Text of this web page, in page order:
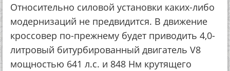
Относительно силовой установки каких-либо
модернизаций не предвидится. В движение
кроссовер по-прежнему будет приводить 4,0-
литровый битурбированный двигатель V8
мощностью 641 л.с. и 848 Нм крутящего